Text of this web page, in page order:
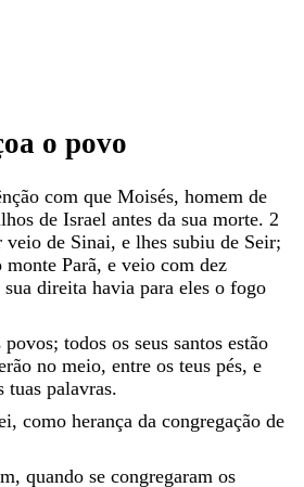
o povo
com que Moisés, homem de
de Israel antes da sua morte. 2
veio de Sinai, e lhes subiu de Seir;
monte Parã, e veio com dez
sua direita havia para eles o fogo
povos; todos os seus santos estão
no meio, entre os teus pés, e
tuas palavras.
, como herança da congregação de
, quando se congregaram os